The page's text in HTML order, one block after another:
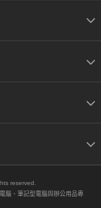
reserved.
腦、筆記型電腦與辦公用品專